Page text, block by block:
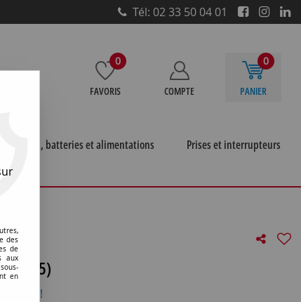
Tél: 02 33 50 04 01
0
FAVORIS COMPTE
0
PANIER
Piles, batteries et alimentations
Prises et interrupteurs
avis !
des
de
aux
en